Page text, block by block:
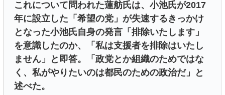
これについて問われた蓮舫氏は、小池氏が2017
年に設立した「希望の党」が失速するきっかけ
となった小池氏自身の発言「排除いたします」
を意識したのか、「私は支援者を排除はいたし
ません」と即答。「政党とか組織のためではな
く、私がやりたいのは都民のための政治だ」と
述べた。